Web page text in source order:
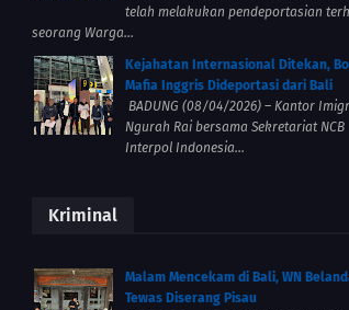
telah melakukan pendeportasian
seorang Warga...
Kejahatan Internasional Ditekan,
Mafia Inggris Dideportasi dari Bali
BADUNG (08/04/2026) – Kantor
Ngurah Rai bersama Sekretariat NCB
Interpol Indonesia...
Kriminal
Malam Mencekam di Bali, WN
Tewas Diserang Pisau